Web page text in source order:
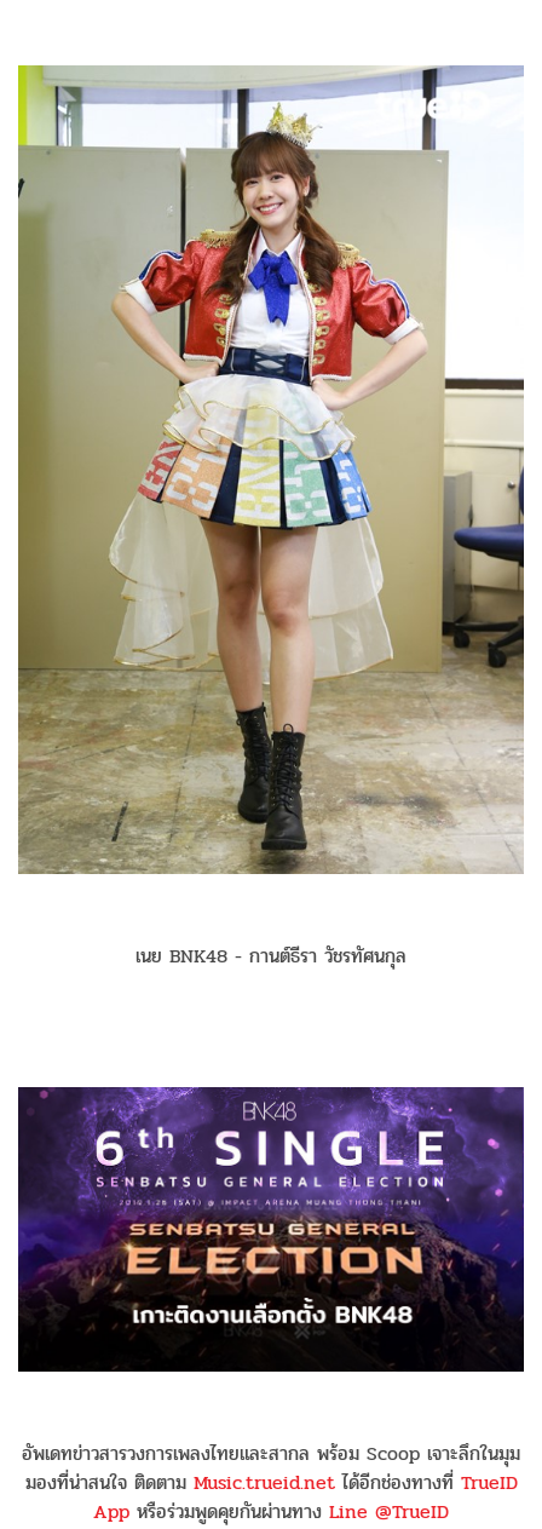
เนย BNK48 - กานต์ธีรา วัชรทัศนกุล
อัพเดทข่าวสารวงการเพลงไทยและสากล พร้อม Scoop เจาะลึกในมุม
มองที่น่าสนใจ ติดตาม Music.trueid.netได้อีกช่องทางที่ TrueID
App หรือร่วมพูดคุยกันผ่านทาง Line @TrueID